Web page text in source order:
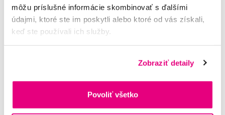
môžu príslušné informácie skombinovať s ďalšími
údajmi, ktoré ste im poskytli alebo ktoré od vás získali,
keď ste používali ich služby.
Zobraziť detaily
Povoliť všetko
Potřebujete poradit?